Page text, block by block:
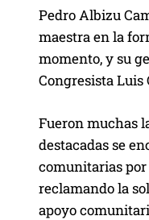
Pedro Albizu
maestra en la
momento, y su
Congresista Luis
Fueron muchas
destacadas se
comunitarias
reclamando la
apoyo